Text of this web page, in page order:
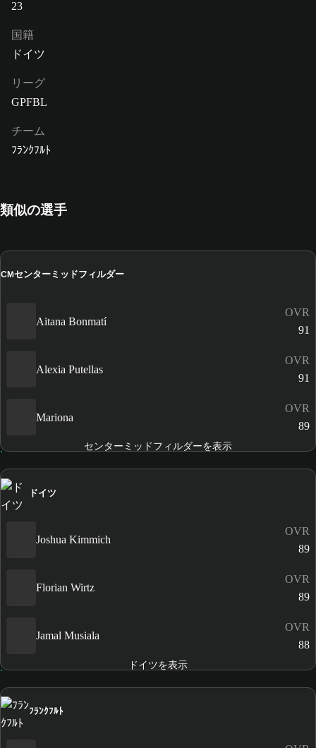
23
国籍
ドイツ
リーグ
GPFBL
チーム
ﾌﾗﾝｸﾌﾙﾄ
類似の選手
CMセンターミッドフィルダー
Aitana Bonmatí
OVR
91
Alexia Putellas
OVR
91
Mariona
OVR
89
センターミッドフィルダーを表示
ドイツ
Joshua Kimmich
OVR
89
Florian Wirtz
OVR
89
Jamal Musiala
OVR
88
ドイツを表示
ﾌﾗﾝｸﾌﾙﾄ